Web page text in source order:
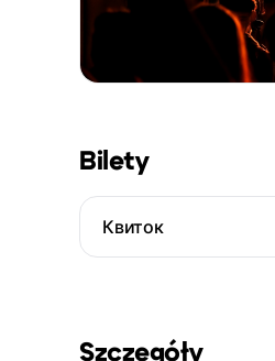
Bilety
Квиток
Szczegóły